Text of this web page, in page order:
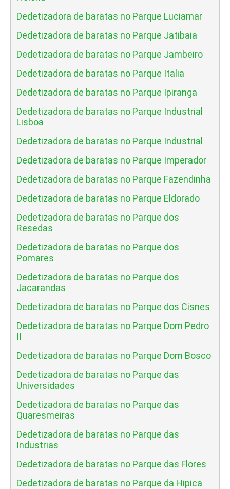
Dedetizadora de baratas no Parque Luciamar
Dedetizadora de baratas no Parque Jatibaia
Dedetizadora de baratas no Parque Jambeiro
Dedetizadora de baratas no Parque Italia
Dedetizadora de baratas no Parque Ipiranga
Dedetizadora de baratas no Parque Industrial
Lisboa
Dedetizadora de baratas no Parque Industrial
Dedetizadora de baratas no Parque Imperador
Dedetizadora de baratas no Parque Fazendinha
Dedetizadora de baratas no Parque Eldorado
Dedetizadora de baratas no Parque dos
Resedas
Dedetizadora de baratas no Parque dos
Pomares
Dedetizadora de baratas no Parque dos
Jacarandas
Dedetizadora de baratas no Parque dos Cisnes
Dedetizadora de baratas no Parque Dom Pedro
II
Dedetizadora de baratas no Parque Dom Bosco
Dedetizadora de baratas no Parque das
Universidades
Dedetizadora de baratas no Parque das
Quaresmeiras
Dedetizadora de baratas no Parque das
Industrias
Dedetizadora de baratas no Parque das Flores
Dedetizadora de baratas no Parque da Hipica